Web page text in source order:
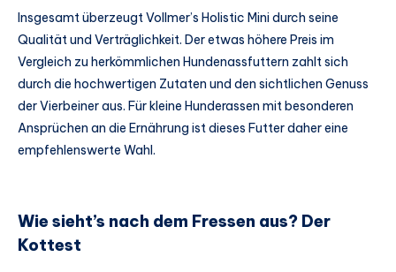
Insgesamt überzeugt Vollmer’s Holistic Mini durch seine
Qualität und Verträglichkeit. Der etwas höhere Preis im
Vergleich zu herkömmlichen Hundenassfuttern zahlt sich
durch die hochwertigen Zutaten und den sichtlichen Genuss
der Vierbeiner aus. Für kleine Hunderassen mit besonderen
Ansprüchen an die Ernährung ist dieses Futter daher eine
empfehlenswerte Wahl.
Wie sieht’s nach dem Fressen aus? Der
Kottest